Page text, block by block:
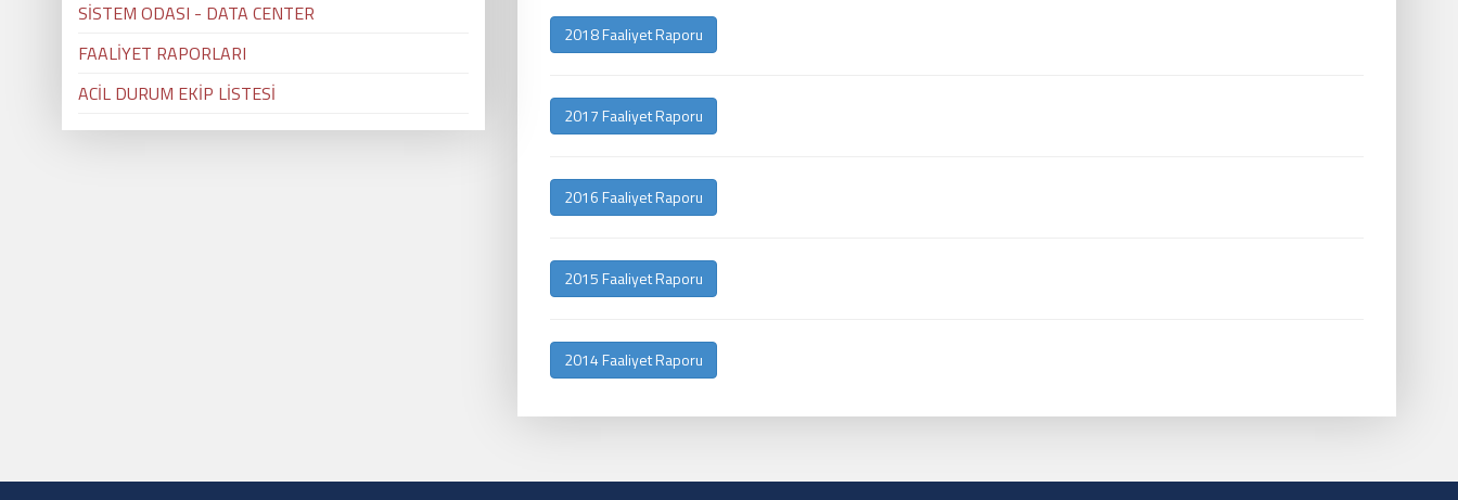
2018 Faaliyet Raporu
2017 Faaliyet Raporu
2016 Faaliyet Raporu
2015 Faaliyet Raporu
2014 Faaliyet Raporu
SİSTEM ODASI - DATA CENTER
FAALİYET RAPORLARI
ACİL DURUM EKİP LİSTESİ